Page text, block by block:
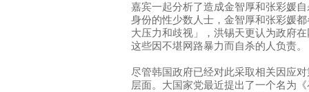
嘉宾一起分析了造成金智厚和张彩媛
身份的性少数人士，金智厚和张彩媛
大压力和歧视」，洪锡天更认为政府
这些因不堪网路暴力而自杀的人负责。
尽管韩国政府已经对此采取相关因应
层面。大国家党最近提出了一个名为